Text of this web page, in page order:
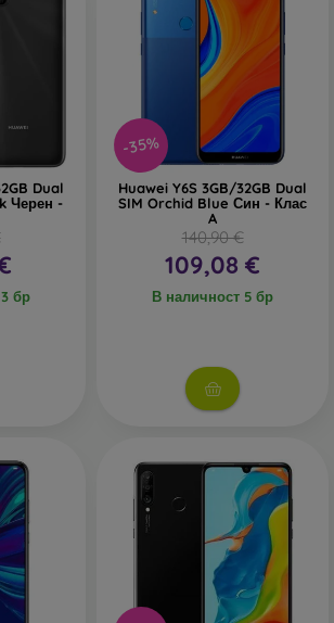
Dual
Черен -
бр
-35%
Huawei Y6S 3GB/32GB Dual
SIM Orchid Blue Син - Клас
A
140,90 €
109,08 €
В наличност 5 бр